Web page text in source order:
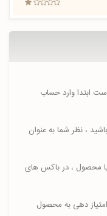
ابتدا وارد حساب
، نظر شما به عنوان
محصول ، در باکس های
دهی به محصول